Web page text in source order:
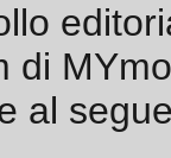
di
al